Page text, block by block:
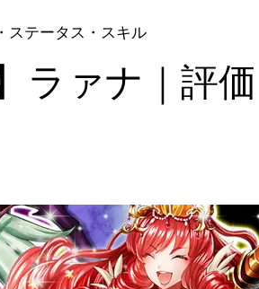
ステータス・スキル
ラァナ｜評